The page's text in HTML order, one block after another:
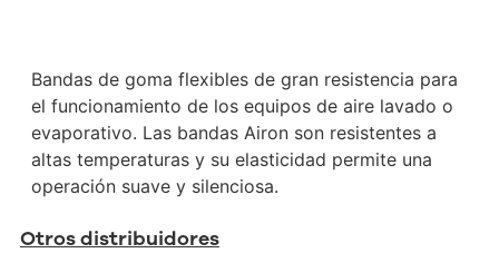
Bandas de goma flexibles de gran resistencia para
el funcionamiento de los equipos de aire lavado o
evaporativo. Las bandas Airon son resistentes a
altas temperaturas y su elasticidad permite una
operación suave y silenciosa.
Otros distribuidores